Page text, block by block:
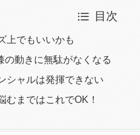
目次
上でもいいかも
の動きに無駄がなくなる
シャルは発揮できない
むまではこれでOK！